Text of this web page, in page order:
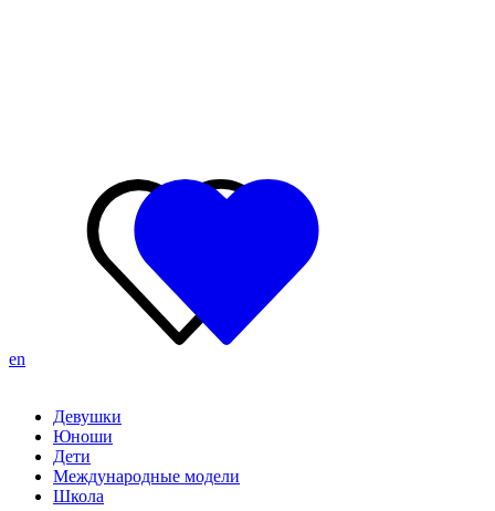
en
Девушки
Юноши
Дети
Международные модели
Школа